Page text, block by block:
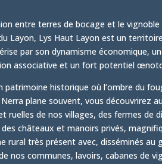
entre terres de bocage et le vignoble
Layon, Lys Haut Layon est un
par son dynamisme économique,
associative et un fort potentiel
patrimoine historique où l’ombre du
plane souvent, vous découvrirez
ruelles de nos villages, des fermes de
châteaux et manoirs privés,
rural très présent avec, disséminés au
nos communes, lavoirs, cabanes de